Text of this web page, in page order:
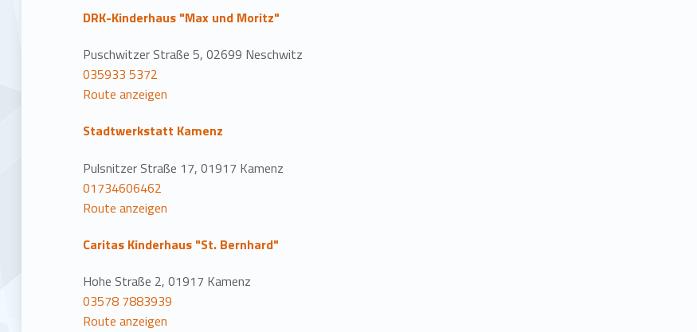
DRK-Kinderhaus "Max und Moritz"
Puschwitzer Straße 5, 02699 Neschwitz
035933 5372
Route anzeigen
Stadtwerkstatt Kamenz
Pulsnitzer Straße 17, 01917 Kamenz
01734606462
Route anzeigen
Caritas Kinderhaus "St. Bernhard"
Hohe Straße 2, 01917 Kamenz
03578 7883939
Route anzeigen